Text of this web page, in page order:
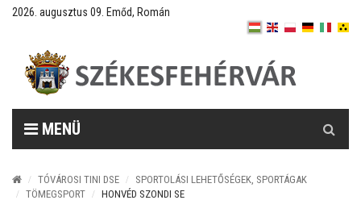
2026. augusztus 09. Emőd, Román
MENÜ
TÓVÁROSI TINI DSE
SPORTOLÁSI LEHETŐSÉGEK, SPORTÁGAK
TÖMEGSPORT
HONVÉD SZONDI SE